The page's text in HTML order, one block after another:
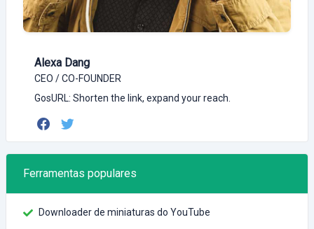
Alexa Dang
CEO / CO-FOUNDER
GosURL: Shorten the link, expand your reach.
Ferramentas populares
Downloader de miniaturas do YouTube